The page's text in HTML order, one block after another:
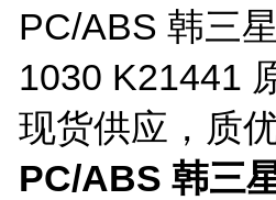
PC/ABS 韩三
1030 K21441
现货供应，质
PC/ABS 韩三